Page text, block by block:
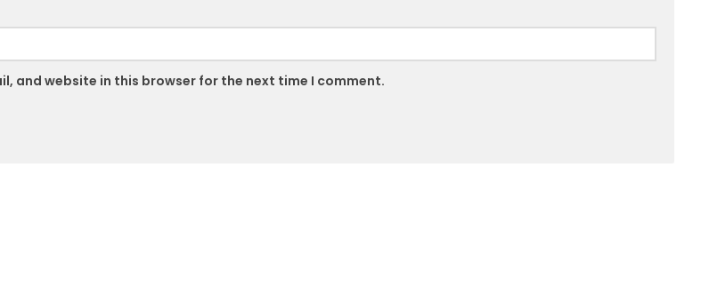
and website in this browser for the next time I comment.